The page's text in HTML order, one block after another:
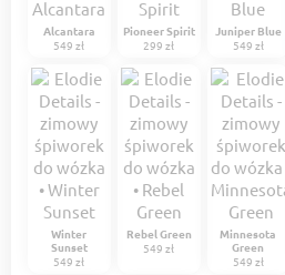
Alcantara
549 zł
Pioneer Spirit
299 zł
Juniper Blue
549 zł
Winter
Sunset
549 zł
Rebel Green
549 zł
Minnesota
Green
549 zł